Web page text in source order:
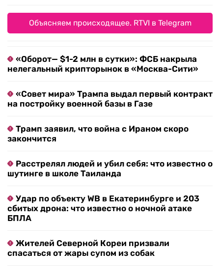
Объясняем происходящее. RTVI в Telegram
«Оборот— $1-2 млн в сутки»: ФСБ накрыла
нелегальный крипторынок в «Москва-Сити»
«Совет мира» Трампа выдал первый контракт
на постройку военной базы в Газе
Трамп заявил, что война с Ираном скоро
закончится
Расстрелял людей и убил себя: что известно о
шутинге в школе Таиланда
Удар по объекту WB в Екатеринбурге и 203
сбитых дрона: что известно о ночной атаке
БПЛА
Жителей Северной Кореи призвали
спасаться от жары супом из собак